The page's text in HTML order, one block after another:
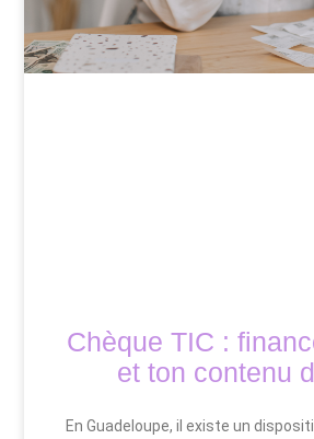
Chèque TIC :
et ton contenu
En Guadeloupe, il existe un